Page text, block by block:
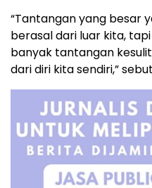
“Tantangan yang besar
berasal dari luar kita,
banyak tantangan
dari diri kita sendiri,”